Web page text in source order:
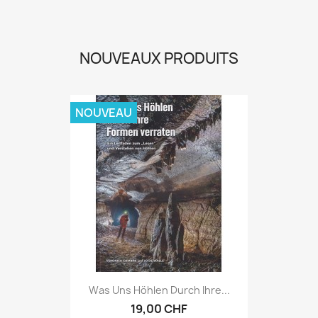
NOUVEAUX PRODUITS
Was Uns Höhlen Durch Ihre...
19,00 CHF
NOUVEAU